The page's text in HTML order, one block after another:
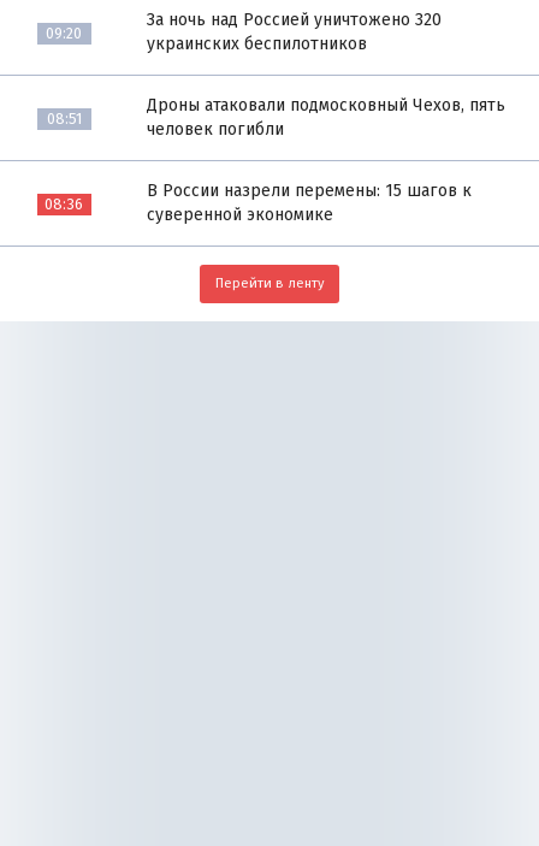
09:20
За ночь над Россией уничтожено 320
украинских беспилотников
08:51
Дроны атаковали подмосковный Чехов, пять
человек погибли
08:36
В России назрели перемены: 15 шагов к
суверенной экономике
Перейти в ленту